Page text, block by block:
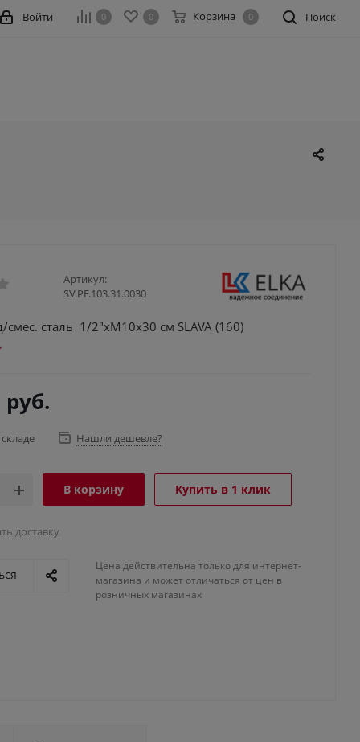
Поиск
0 0 Корзина 0
Войти
Артикул:
SV.PF.103.31.0030
смес. сталь 1/2"xM10x30 см SLAVA (160)
руб.
Нашли дешевле?
В корзину Купить в 1 клик
доставку
Цена действительна только для интернет-
магазина и может отличаться от цен в
розничных магазинах